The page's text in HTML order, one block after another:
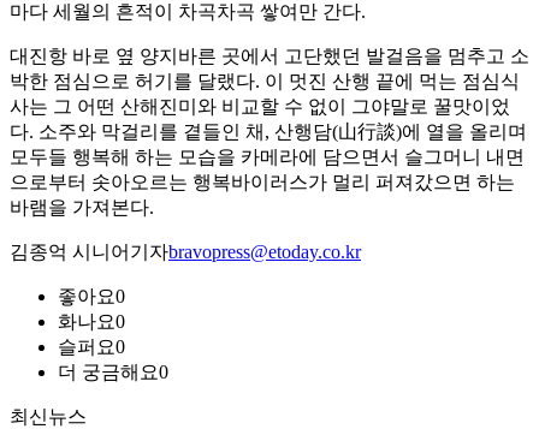
마다 세월의 흔적이 차곡차곡 쌓여만 간다.
대진항 바로 옆 양지바른 곳에서 고단했던 발걸음을 멈추고 소
박한 점심으로 허기를 달랬다. 이 멋진 산행 끝에 먹는 점심식
사는 그 어떤 산해진미와 비교할 수 없이 그야말로 꿀맛이었
다. 소주와 막걸리를 곁들인 채, 산행담(山行談)에 열을 올리며
모두들 행복해 하는 모습을 카메라에 담으면서 슬그머니 내면
으로부터 솟아오르는 행복바이러스가 멀리 퍼져갔으면 하는
바램을 가져본다.
김종억 시니어기자bravopress@etoday.co.kr
좋아요0
화나요0
슬퍼요0
더 궁금해요0
최신뉴스